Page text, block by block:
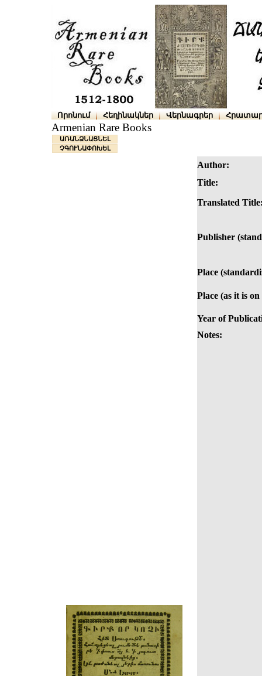
Որոնում Հեղինակներ Վերնագրեր
Armenian Rare Books
ԱՌԱՆՁՆԱՑՆԵԼ
ՉԳՈՒՆԱՓՈԽԵԼ
Author:
Title:
Translated
Publisher
Place
Place (as it is
Year of
Notes: